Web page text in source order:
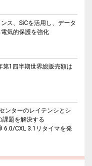
ス、SiCを活用し、データ
気的保護を強化
第1四半期世界総販売額は
ンターのレイテンシとシ
課題を解決する
CXL 3.1リタイマを発